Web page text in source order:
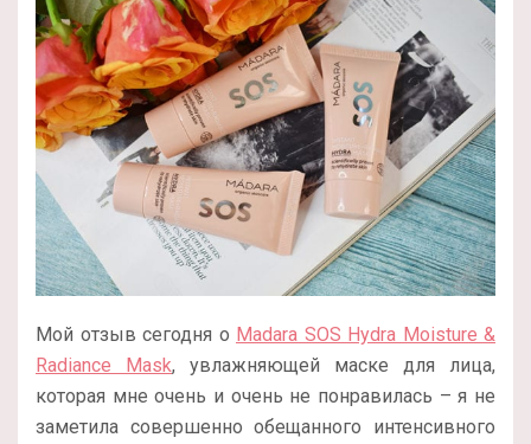
Мой отзыв сегодня о Madara SOS Hydra Moisture &
Radiance Mask, увлажняющей маске для лица,
которая мне очень и очень не понравилась – я не
заметила совершенно обещанного интенсивного